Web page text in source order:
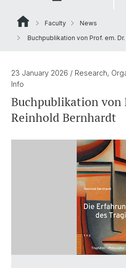
Faculty
News
Buchpublikation von Prof. em.
23 January 2026 / Research,
Info
Buchpublikation von
Reinhold Bernhardt